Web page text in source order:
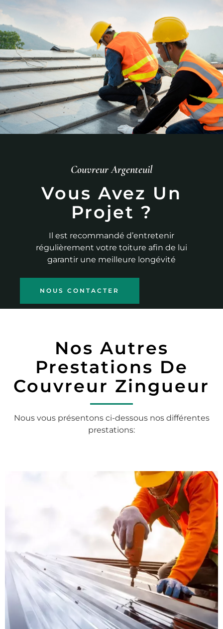
Couvreur Argenteuil
Vous Avez Un
Projet ?
Il est recommandé d’entretenir
régulièrement votre toiture afin de lui
garantir une meilleure longévité
NOUS CONTACTER
Nos Autres
Prestations De
Couvreur Zingueur
Nous vous présentons ci-dessous nos différentes
prestations: